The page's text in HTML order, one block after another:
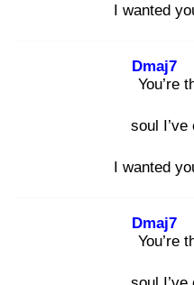
I wanted
Yo
Dmaj7
u’re
soul
I wanted
Yo
Dmaj7
u’re